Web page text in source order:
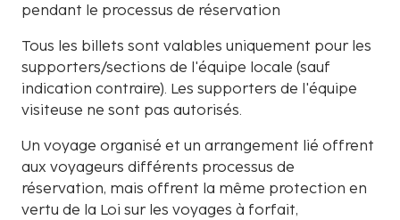
pendant le processus de réservation
Tous les billets sont valables uniquement pour les
supporters/sections de l'équipe locale (sauf
indication contraire). Les supporters de l'équipe
visiteuse ne sont pas autorisés.
Un voyage organisé et un arrangement lié offrent
aux voyageurs différents processus de
réservation, mais offrent la même protection en
vertu de la Loi sur les voyages à forfait,